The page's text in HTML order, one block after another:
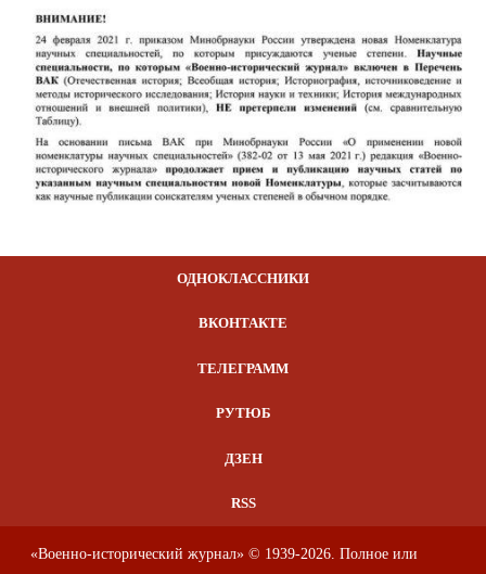
ОДНОКЛАССНИКИ
ВКОНТАКТЕ
ТЕЛЕГРАММ
РУТЮБ
ДЗЕН
RSS
«Военно-исторический журнал» © 1939-2026. Полное или